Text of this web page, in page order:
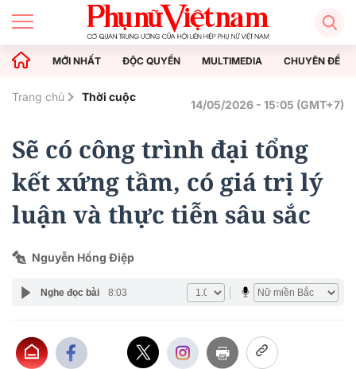
MỚI NHẤT ĐỘC QUYỀN MULTIMEDIA CHUYÊN ĐỀ
Trang chủ Thời cuộc
14/05/2026 - 15:05 (GMT+7)
Sẽ có công trình đại tổng
kết xứng tầm, có giá trị lý
luận và thực tiễn sâu sắc
Nguyễn Hồng Điệp
Nghe đọc bài 8:03